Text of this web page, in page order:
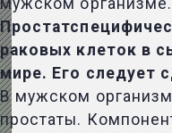
мужском организме.
раковых клеток в
мире. Его следует
В мужском
простаты.